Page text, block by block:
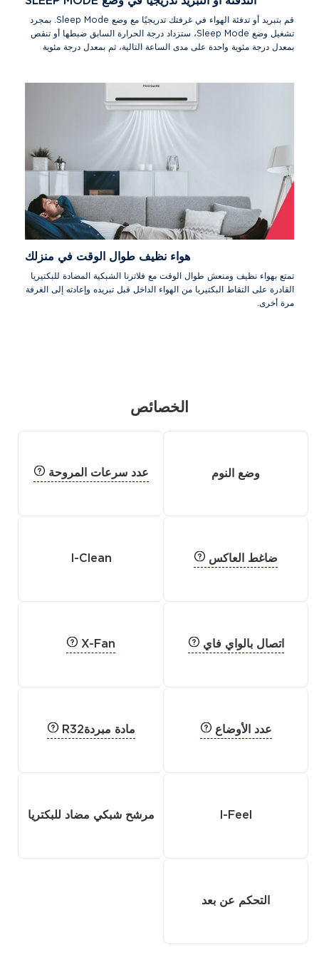
قم بتبريد أو تدفئة الهواء في غرفتك تدريجيًا مع وضع Sleep Mode. بمجرد
تشغيل وضع Sleep Mode، ستزداد درجة الحرارة السابق ضبطها أو تنقص
بمعدل درجة مئوية واحدة على مدى الساعة التالية، ثم بمعدل درجة مئوية
هواء نظيف طوال الوقت في منزلك
تمتع بهواء نظيف ومنعش طوال الوقت مع فلاترنا الشبكية المضادة للبكتيريا
القادرة على التقاط البكتيريا من الهواء الداخل قبل تبريده وإعادته إلى الغرفة
مرة أخرى.
الخصائص
وضع النوم عدد سرعات المروحة
ضاغط العاكس I-Clean
اتصال بالواي فاي X-Fan
عدد الأوضاع مادة مبردةR32
I-Feel مرشح شبكي مضاد للبكتريا
التحكم عن بعد